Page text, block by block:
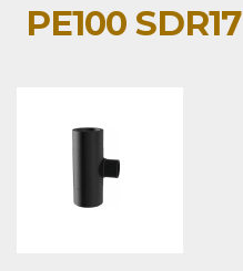
PE100 SDR17